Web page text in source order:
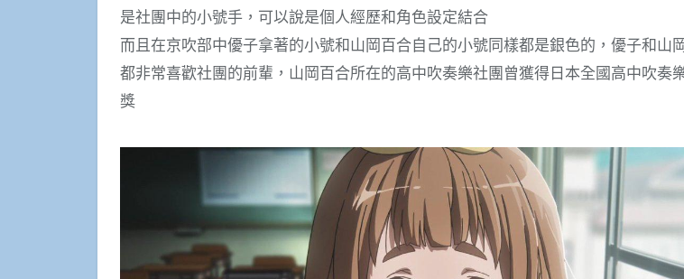
是社團中的小號手，可以說是個人經歷和角色設定結合
而且在京吹部中優子拿著的小號和山岡百合自己的小號同樣都是銀色的，優子和山
都非常喜歡社團的前輩，山岡百合所在的高中吹奏樂社團曾獲得日本全國高中吹奏
獎